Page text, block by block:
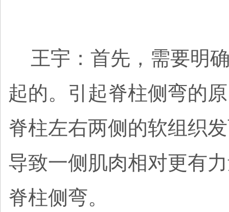
王宇：首先，需要明
起的。引起脊柱侧弯的
脊柱左右两侧的软组织
导致一侧肌肉相对更有
脊柱侧弯。